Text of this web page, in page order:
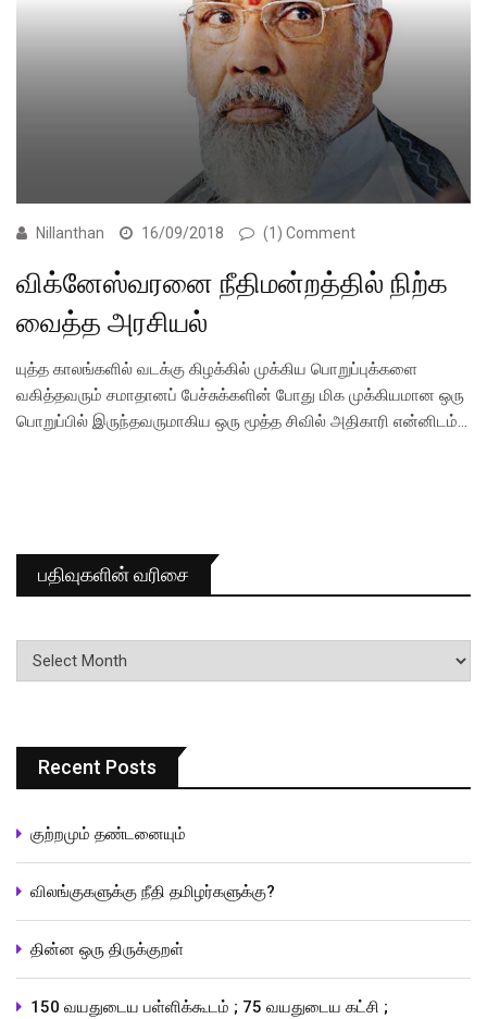
Nillanthan 16/09/2018 (1) Comment
விக்னேஸ்வரனை நீதிமன்றத்தில் நிற்க
வைத்த அரசியல்
யுத்த காலங்களில் வடக்கு கிழக்கில் முக்கிய பொறுப்புக்களை
வகித்தவரும் சமாதானப் பேச்சுக்களின் போது மிக முக்கியமான ஒரு
பொறுப்பில் இருந்தவருமாகிய ஒரு மூத்த சிவில் அதிகாரி என்னிடம்…
பதிவுகளின் வரிசை
பதிவுகளின்
வரிசை
Recent Posts
குற்றமும் தண்டனையும்
விலங்குகளுக்கு நீதி தமிழர்களுக்கு?
தின்ன ஒரு திருக்குறள்
150 வயதுடைய பள்ளிக்கூடம் ; 75 வயதுடைய கட்சி ;